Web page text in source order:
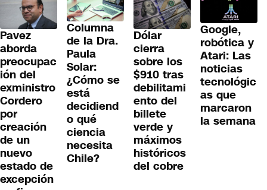
Pavez
aborda
preocupac
ión del
exministro
Cordero
por
creación
de un
nuevo
estado de
excepción
Columna
de la Dra.
Paula
Solar:
¿Cómo se
está
decidiend
o qué
ciencia
necesita
Chile?
Dólar
cierra
sobre los
$910 tras
debilitami
ento del
billete
verde y
máximos
históricos
del cobre
Google,
robótica y
Atari: Las
noticias
tecnológic
as que
marcaron
la semana